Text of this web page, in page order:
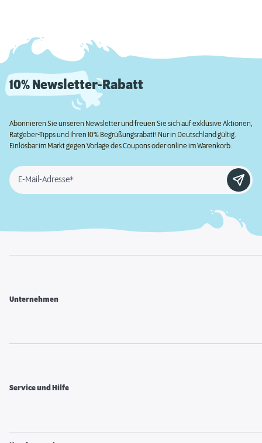
10% Newsletter-Rabatt
Abonnieren Sie unseren Newsletter und freuen Sie sich auf exklusive Aktionen,
Ratgeber-Tipps und Ihren 10% Begrüßungsrabatt! Nur in Deutschland gültig.
Einlösbar im Markt gegen Vorlage des Coupons oder online im Warenkorb.
E-Mail-Adresse*
Unternehmen
Service und Hilfe